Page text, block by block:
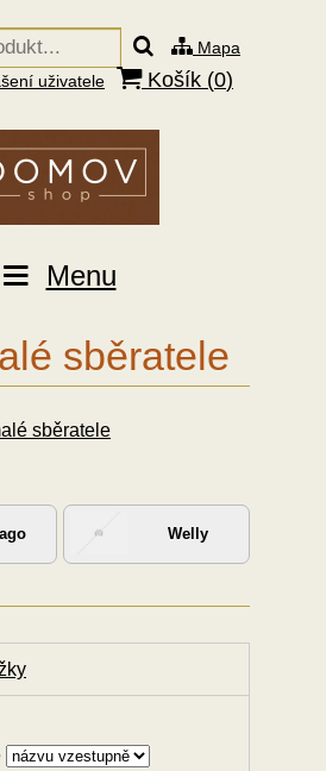
Mapa
uživatele Košík (0)
Menu
sběratele
sběratele
Welly